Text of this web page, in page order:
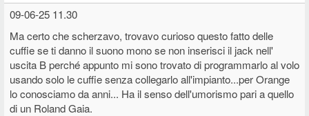
09-06-25 11.30
Ma certo che scherzavo, trovavo curioso questo fatto delle
cuffie se ti danno il suono mono se non inserisci il jack nell'
uscita B perché appunto mi sono trovato di programmarlo al volo
usando solo le cuffie senza collegarlo all'impianto...per Orange
lo conosciamo da anni... Ha il senso dell'umorismo pari a quello
di un Roland Gaia.